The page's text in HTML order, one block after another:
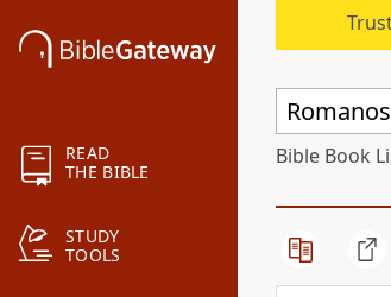
READ
THE BIBLE
STUDY
TOOLS
Bible Book